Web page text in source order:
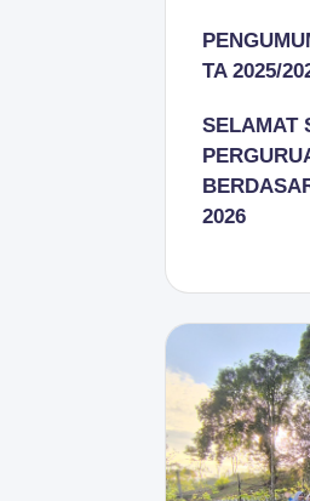
TA 2025/
SELAMAT
2026